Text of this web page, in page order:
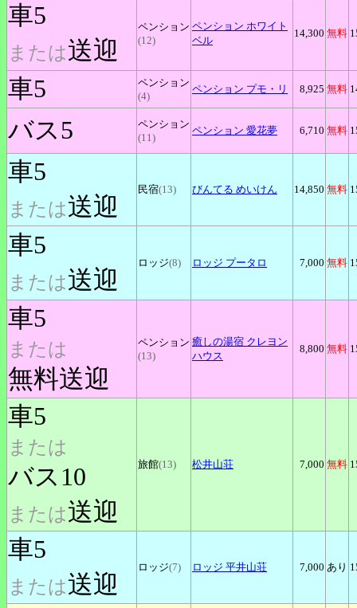
車5
または送迎
ペンション
(12)
ペンション ホワイト
ベル
14,300 無料
車5
ペンション
(4)
ペンション プモ ・リ 8,925 無料
バス5
ペンション
(11)
ペンション 愛花夢 6,710 無料
車5
または送迎
民宿(13) びんてる めいけん 14,850 無料
車5
または送迎
ロッジ(8) ロッジ プータロ 7,000 無料
車5
または
無料送迎
ペンション
(13)
癒しの湯宿 クレヨン
ハウス
8,800 無料
車5
または
バス10
または送迎
旅館(13) 松井山荘 7,000 無料
車5
または送迎
ロッジ(7) ロッジ 平井山荘 7,000 あり